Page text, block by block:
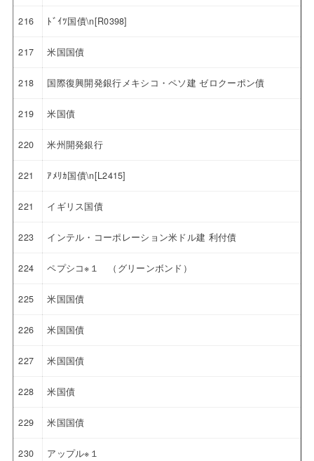
216 ﾄﾞｲﾂ国債\n[R0398]
217 米国国債
218 国際復興開発銀行メキシコ・ペソ建 ゼロクーポン債
219 米国債
220 米州開発銀行
221 ｱﾒﾘｶ国債\n[L2415]
221 イギリス国債
223 インテル・コーポレーション米ドル建 利付債
224 ペプシコ※１ （グリーンボンド）
225 米国国債
226 米国国債
227 米国国債
228 米国債
229 米国国債
230 アップル※１